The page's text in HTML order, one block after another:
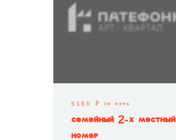
5150 ₽ за ночь
Семейный 2-х местный
номер